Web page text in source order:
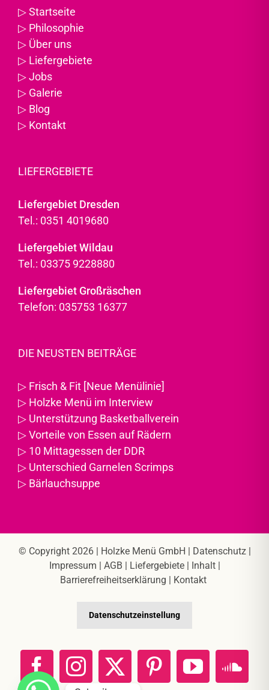
▷Startseite
▷ Philosophie
▷ Über uns
▷ Liefergebiete
▷Jobs
▷ Galerie
▷ Blog
▷ Kontakt
LIEFERGEBIETE
Liefergebiet Dresden
Tel.: 0351 4019680
Liefergebiet Wildau
Tel.: 03375 9228880
Liefergebiet Großräschen
Telefon: 035753 16377
DIE NEUSTEN BEITRÄGE
▷ Frisch & Fit [Neue Menülinie]
▷ Holzke Menü im Interview
▷ Unterstützung Basketballverein
▷Vorteile von Essen auf Rädern
▷ 10 Mittagessen der DDR
▷ Unterschied Garnelen Scrimps
▷ Bärlauchsuppe
© Copyright 2026 | Holzke Menü GmbH Datenschutz|
Impressum
AGB Liefergebiete| Inhalt|
Barrierefreiheitserklärung
Kontakt
Datenschutzeinstellung
FacebookInstagram
X PinterestYouTube